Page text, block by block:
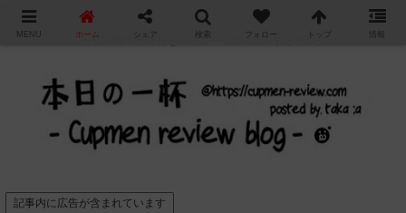
カップ麺の新商品をレビュー / アレンジするブログ
記事内に広告が含まれています
MENU ホーム シェア 検索 フォロー トップ 情報